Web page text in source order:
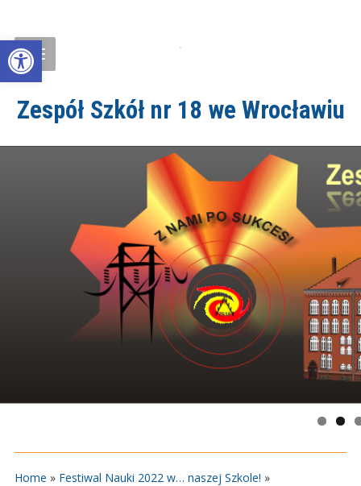
Open toolbar
Zespół Szkół nr 18 we Wrocławiu
Home » Festiwal Nauki 2022 w… naszej Szkole! »